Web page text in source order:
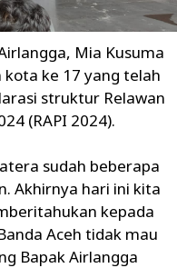
Mia Kusuma
ke 17 yang telah
struktur Relawan
(RAPI 2024).
sudah beberapa
Akhirnya hari ini kita
kepada
Aceh tidak mau
Bapak Airlangga